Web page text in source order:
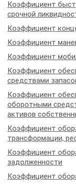
Коэффициент
срочной
Коэффициент
Коэффициент
Коэффициент
Коэффициент
средствами
Коэффициент
оборотными
активов
Коэффициент
трансформации,
Коэффициент
задолженности
Коэффициент